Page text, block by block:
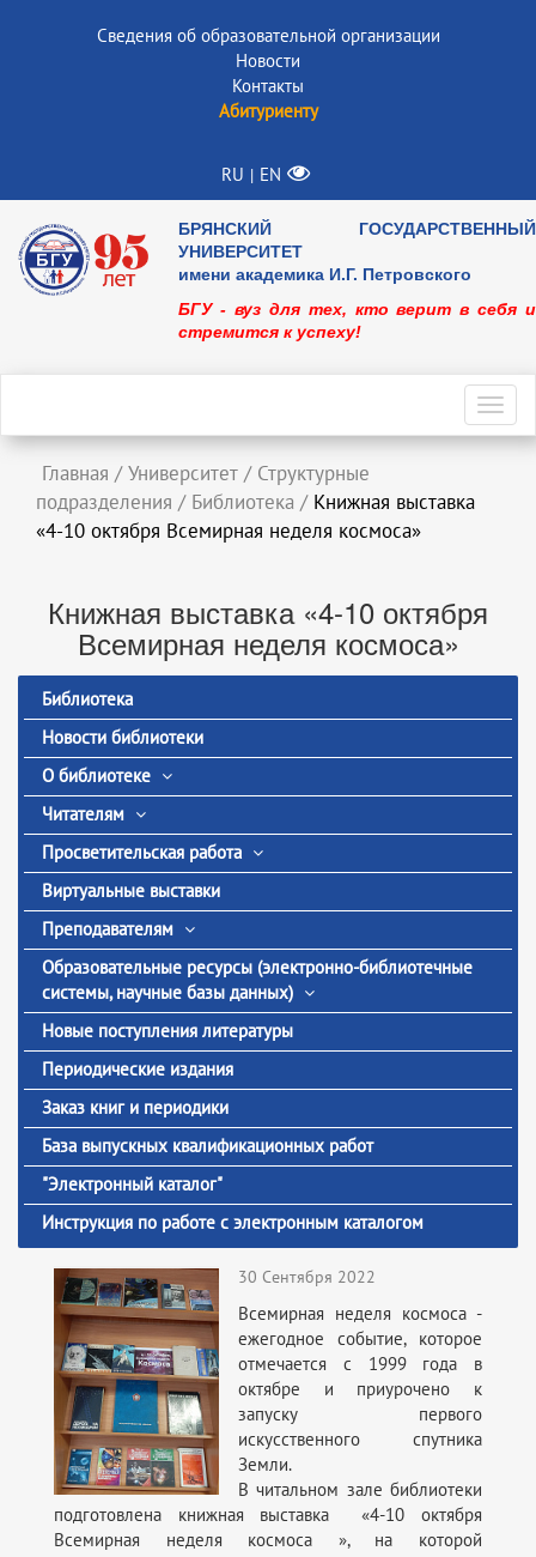
Сведения об образовательной организации
Новости
Контакты
Абитуриенту
RU | EN
БРЯНСКИЙ ГОСУДАРСТВЕННЫЙ
УНИВЕРСИТЕТ
имени академика И.Г. Петровского
БГУ - вуз для тех, кто верит в себя и
стремится к успеху!
Главная / Университет / Структурные
подразделения / Библиотека / Книжная выставка
«4-10 октября Всемирная неделя космоса»
Книжная выставка «4-10 октября
Всемирная неделя космоса»
Библиотека
Новости библиотеки
О библиотеке
Читателям
Просветительская работа
Виртуальные выставки
Преподавателям
Образовательные ресурсы (электронно-библиотечные
системы, научные базы данных)
Новые поступления литературы
Периодические издания
Заказ книг и периодики
База выпускных квалификационных работ
"Электронный каталог"
Инструкция по работе с электронным каталогом
30 Сентября 2022
Всемирная неделя космоса -
ежегодное событие, которое
отмечается с 1999 года в
октябре и приурочено к
запуску первого
искусственного спутника
Земли.
В читальном зале библиотеки
подготовлена книжная выставка «4-10 октября
Всемирная неделя космоса », на которой